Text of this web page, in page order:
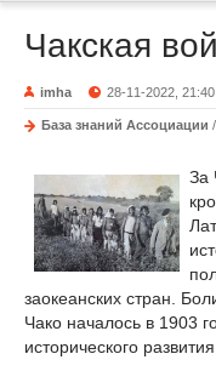
Чакская
imha 28-11-2022, 21:40
База знаний Ассоциации /
За
заокеанских стран.
Чако началось в 1903
исторического развития